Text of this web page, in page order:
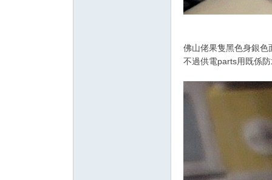
佛山佬果隻黑色身銀色
不過供電parts用既係